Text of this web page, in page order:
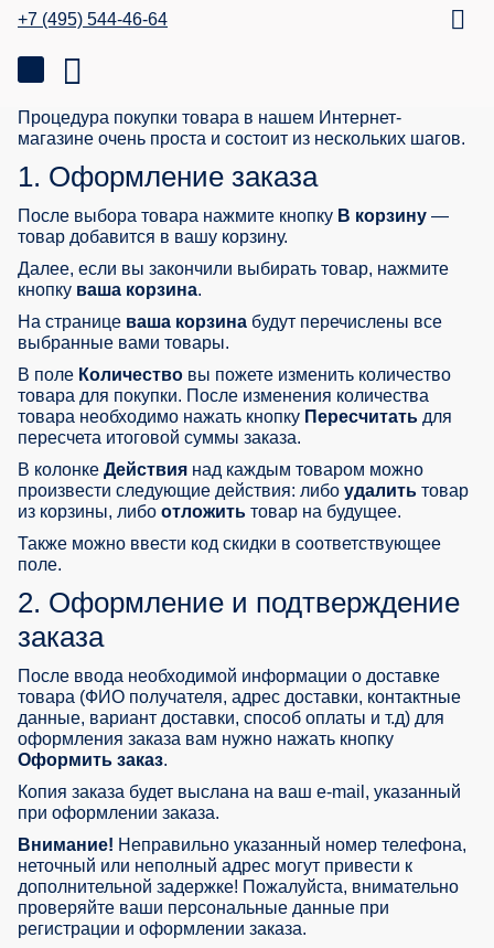
+7 (495) 544-46-64
Процедура покупки товара в нашем Интернет-
магазине очень проста и состоит из нескольких шагов.
1. Оформление заказа
После выбора товара нажмите кнопку В корзину —
товар добавится в вашу корзину.
Далее, если вы закончили выбирать товар, нажмите
кнопку ваша корзина.
На странице ваша корзина будут перечислены все
выбранные вами товары.
В поле Количество вы пожете изменить количество
товара для покупки. После изменения количества
товара необходимо нажать кнопку Пересчитать для
пересчета итоговой суммы заказа.
В колонке Действия над каждым товаром можно
произвести следующие действия: либо удалить товар
из корзины, либо отложить товар на будущее.
Также можно ввести код скидки в соответствующее
поле.
2. Оформление и подтверждение
заказа
После ввода необходимой информации о доставке
товара (ФИО получателя, адрес доставки, контактные
данные, вариант доставки, способ оплаты и т.д) для
оформления заказа вам нужно нажать кнопку
Оформить заказ.
Копия заказа будет выслана на ваш e-mail, указанный
при оформлении заказа.
Внимание! Неправильно указанный номер телефона,
неточный или неполный адрес могут привести к
дополнительной задержке! Пожалуйста, внимательно
проверяйте ваши персональные данные при
регистрации и оформлении заказа.